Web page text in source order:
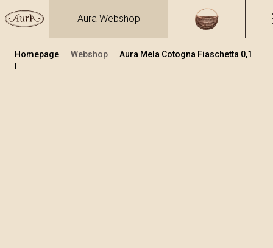
Aura Webshop
Homepage Webshop
Aura Mela Cotogna Fiaschetta 0,1